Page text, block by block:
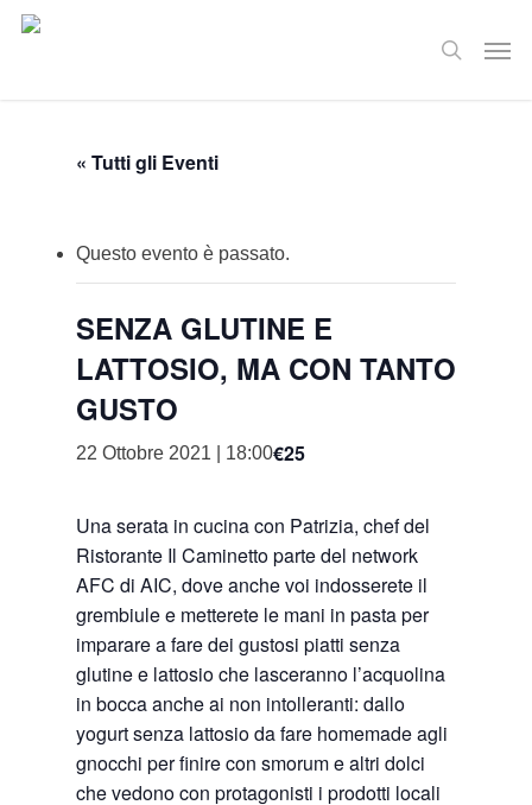
Skip
search
« Tutti gli Eventi
Questo evento è passato.
SENZA GLUTINE E
LATTOSIO, MA CON TANTO
GUSTO
22 Ottobre 2021 | 18:00€25
Una serata in cucina con Patrizia, chef del
Ristorante Il Caminetto parte del network
AFC di AIC, dove anche voi indosserete il
grembiule e metterete le mani in pasta per
imparare a fare dei gustosi piatti senza
glutine e lattosio che lasceranno l’acquolina
in bocca anche ai non intolleranti: dallo
yogurt senza lattosio da fare homemade agli
gnocchi per finire con smorum e altri dolci
che vedono con protagonisti i prodotti locali